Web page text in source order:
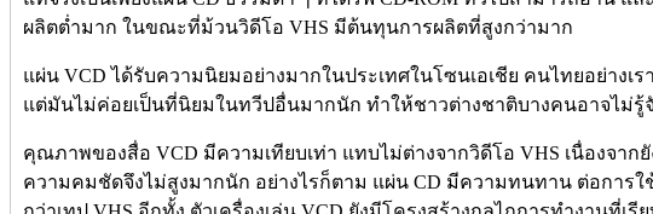
ผลิตต่ำมาก ในขณะที่ม้วนวิดีโอ VHS มีต้นทุนการผลิตที่สูงกว่ามาก
แผ่น VCD ได้รับความนิยมอย่างมากในประเทศในโซนเอเชีย คนไทยอย่างเ
แต่มันไม่ค่อยเป็นที่นิยมในทวีปอื่นมากนัก ทำให้ชาวต่างชาติบางคนอาจไม่รู้
คุณภาพของสื่อ VCD มีความเทียบเท่า แทบไม่ต่างจากวิดีโอ VHS เนื่องจาก
ความคมชัดจึงไม่สูงมากนัก อย่างไรก็ตาม แผ่น CD มีความทนทาน ต่อการใ